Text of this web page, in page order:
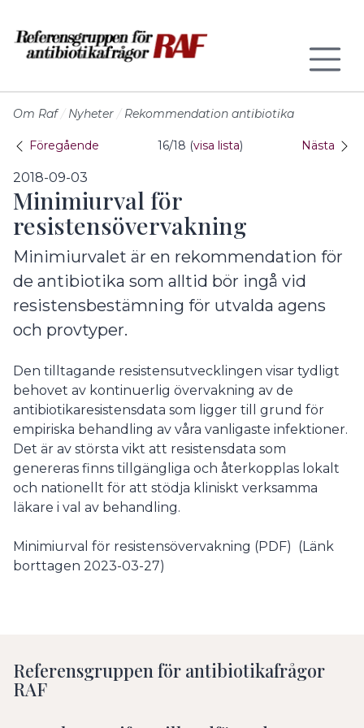
Om Raf Nyheter Rekommendation antibiotika
Föregående 16/18 (visa lista) Nästa
2018-09-03
Minimiurval för
resistensövervakning
Minimiurvalet är en rekommendation för
de antibiotika som alltid bör ingå vid
resistensbestämning för utvalda agens
och provtyper.
Den tilltagande resistensutvecklingen visar tydligt
behovet av kontinuerlig övervakning av de
antibiotikaresistensdata som ligger till grund för
empiriska behandling av våra vanligaste infektioner.
Det är av största vikt att resistensdata som
genereras finns tillgängliga och återkopplas lokalt
och nationellt för att stödja kliniskt verksamma
läkare i val av behandling.
Minimiurval för resistensövervakning (PDF) (Länk
borttagen 2023-03-27)
Referensgruppen för antibiotikafrågor
RAF